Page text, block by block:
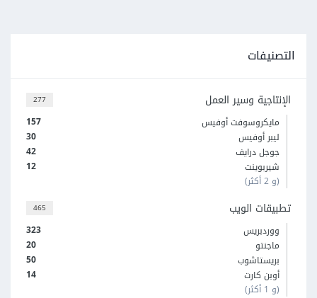
التصنيفات
277 الإنتاجية وسير العمل
157
مايكروسوفت أوفيس
30
ليبر أوفيس
42
جوجل درايف
12
شيربوينت
(و 2 أكثر)
465 تطبيقات الويب
323
ووردبريس
20
ماجنتو
50
بريستاشوب
14
أوبن كارت
(و 1 أكثر)